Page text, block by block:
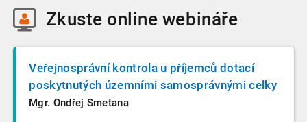
Zkuste online webináře
Veřejnosprávní kontrola u příjemců dotací
poskytnutých územními samosprávnými celky
Mgr. Ondřej Smetana